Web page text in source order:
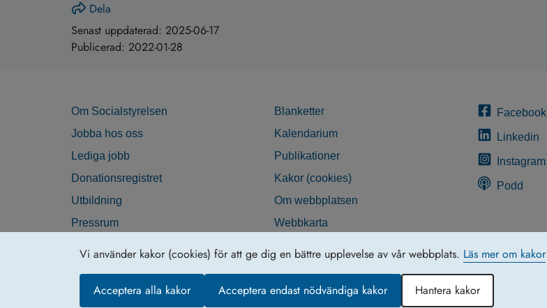
Vi använder kakor (cookies) för att ge dig en bättre upplevelse av vår webbplats. Läs mer om kakor
Acceptera alla kakor Acceptera endast nödvändiga kakor Hantera kakor
Dela
Senast uppdaterad: 2025-06-17
Publicerad: 2022-01-28
Om Socialstyrelsen
Jobba hos oss
Lediga jobb
Donationsregistret
Utbildning
Pressrum
Blanketter
Kalendarium
Publikationer
Kakor (cookies)
Om webbplatsen
Webbkarta
Facebook
Linkedin
Instagram
Podd